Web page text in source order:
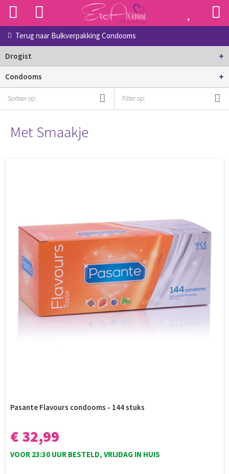
Terug naar Bulkverpakking Condooms
Drogist +
Condooms +
Sorteer op: Filter op:
Met Smaakje
Pasante Flavours condooms - 144 stuks
€ 32,99
VOOR 23:30 UUR BESTELD, VRIJDAG IN HUIS